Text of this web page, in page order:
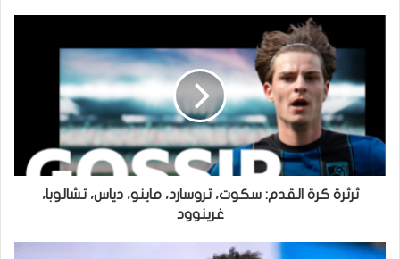
ثرثرة كرة القدم: سكوت، تروسارد، ماينو، دياس، تشالوبا،
غرينوود